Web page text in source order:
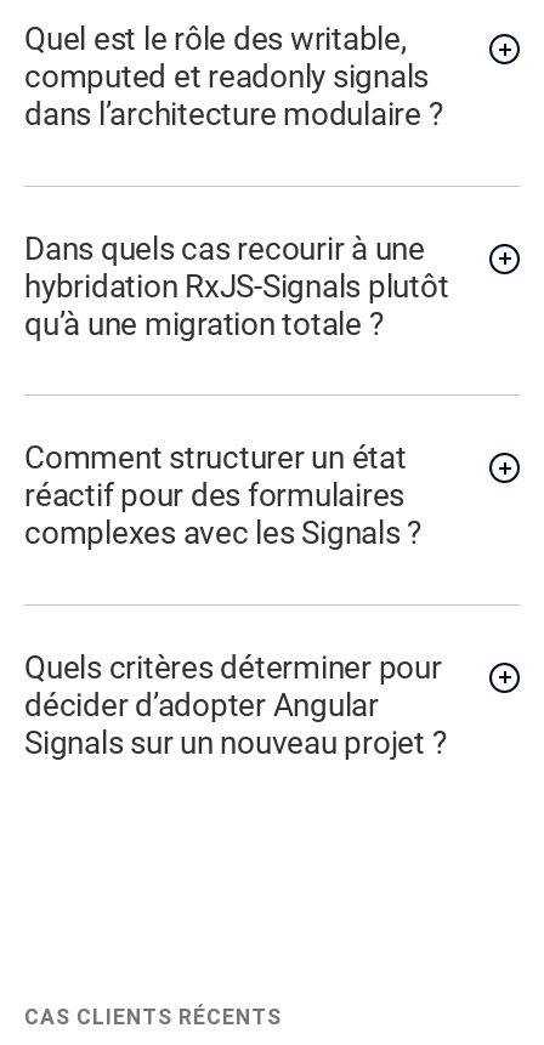
Quel est le rôle des writable,
computed et readonly signals
dans l’architecture modulaire ?
Dans quels cas recourir à une
hybridation RxJS-Signals plutôt
qu’à une migration totale ?
Comment structurer un état
réactif pour des formulaires
complexes avec les Signals ?
Quels critères déterminer pour
décider d’adopter Angular
Signals sur un nouveau projet ?
CAS CLIENTS RÉCENTS